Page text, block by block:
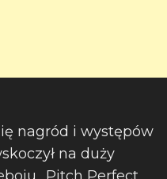
nagród i występów
na duży